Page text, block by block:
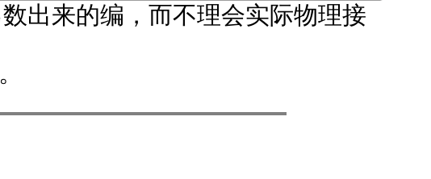
出来的编，而不理会实际物理接